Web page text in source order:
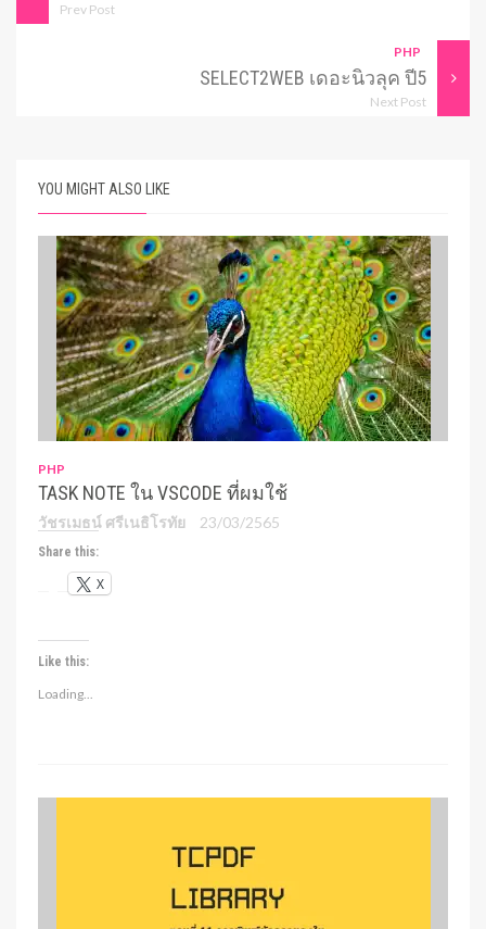
Prev Post
PHP
SELECT2WEB เดอะนิวลุค ปี5
Next Post
YOU MIGHT ALSO LIKE
PHP
TASK NOTE ใน VSCODE ที่ผมใช้
วัชรเมธน์ ศรีเนธิโรทัย 23/03/2565
Share this:
X
Like this:
Loading...